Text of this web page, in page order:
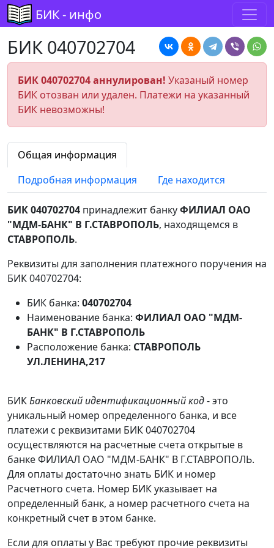
БИК - инфо
БИК 040702704
БИК 040702704 аннулирован! Указаный номер
БИК отозван или удален. Платежи на указанный
БИК невозможны!
Общая информация
Подробная информация
Где находится
БИК 040702704 принадлежит банкуФИЛИАЛ ОАО
"МДМ-БАНК" В Г.СТАВРОПОЛЬ, находящемся в
СТАВРОПОЛЬ.
Реквизиты для заполнения платежного поручения на
БИК 040702704:
БИК банка: 040702704
Наименование банка: ФИЛИАЛ ОАО "МДМ-
БАНК" В Г.СТАВРОПОЛЬ
Расположение банка: СТАВРОПОЛЬ
УЛ.ЛЕНИНА,217
БИКБанковский идентификационный код- это
уникальный номер определенного банка, и все
платежи с реквизитами БИК 040702704
осуществляются на расчетные счета открытые в
банке ФИЛИАЛ ОАО "МДМ-БАНК" В Г.СТАВРОПОЛЬ.
Для оплаты достаточно знать БИК и номер
Расчетного счета. Номер БИК указывает на
определенный банк, а номер расчетного счета на
конкретный счет в этом банке.
Если для оплаты у Вас требуют прочие реквизиты